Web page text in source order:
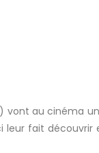
) vont au cinéma
fait